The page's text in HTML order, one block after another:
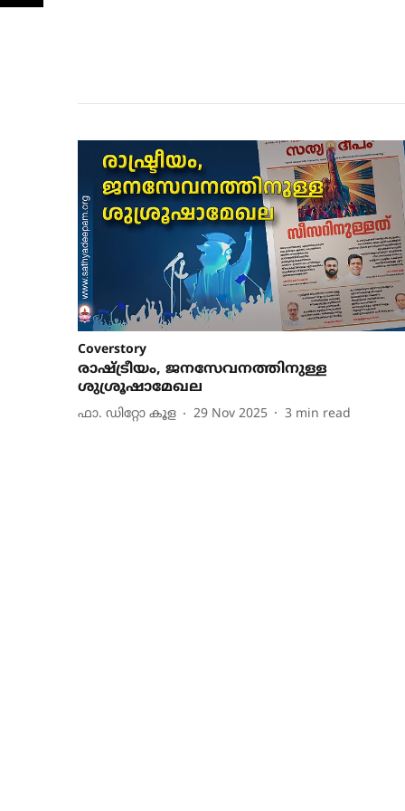
Coverstory
രാഷ്ട്രീയം, ജനസേവനത്തിനുള്ള
ശുശ്രൂഷാമേഖല
ഫാ. ഡിറ്റോ കൂള 29 Nov 2025 3 min read